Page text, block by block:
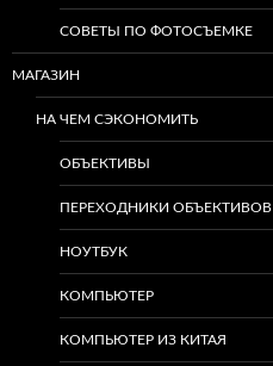
СОВЕТЫ ПО ФОТОСЪЕМКЕ
МАГАЗИН
НА ЧЕМ СЭКОНОМИТЬ
ОБЪЕКТИВЫ
ПЕРЕХОДНИКИ ОБЪЕКТИВОВ
НОУТБУК
КОМПЬЮТЕР
КОМПЬЮТЕР ИЗ КИТАЯ